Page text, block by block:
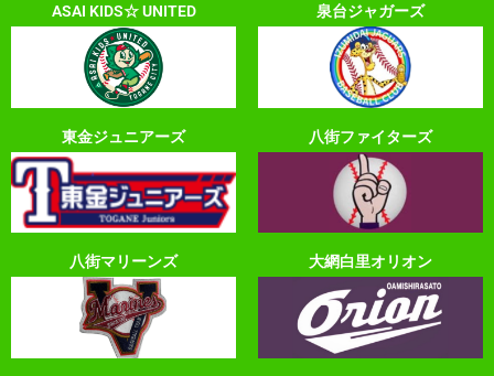
ASAI KIDS☆ UNITED 泉台ジャガーズ
東金ジュニアーズ 八街ファイターズ
八街マリーンズ 大網白里オリオン